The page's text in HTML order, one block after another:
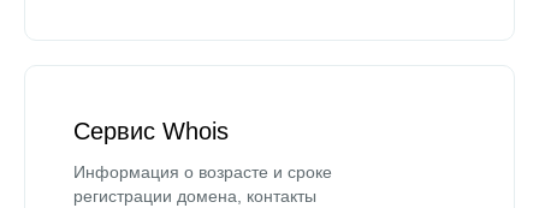
Сервис Whois
Информация о возрасте и сроке
регистрации домена, контакты